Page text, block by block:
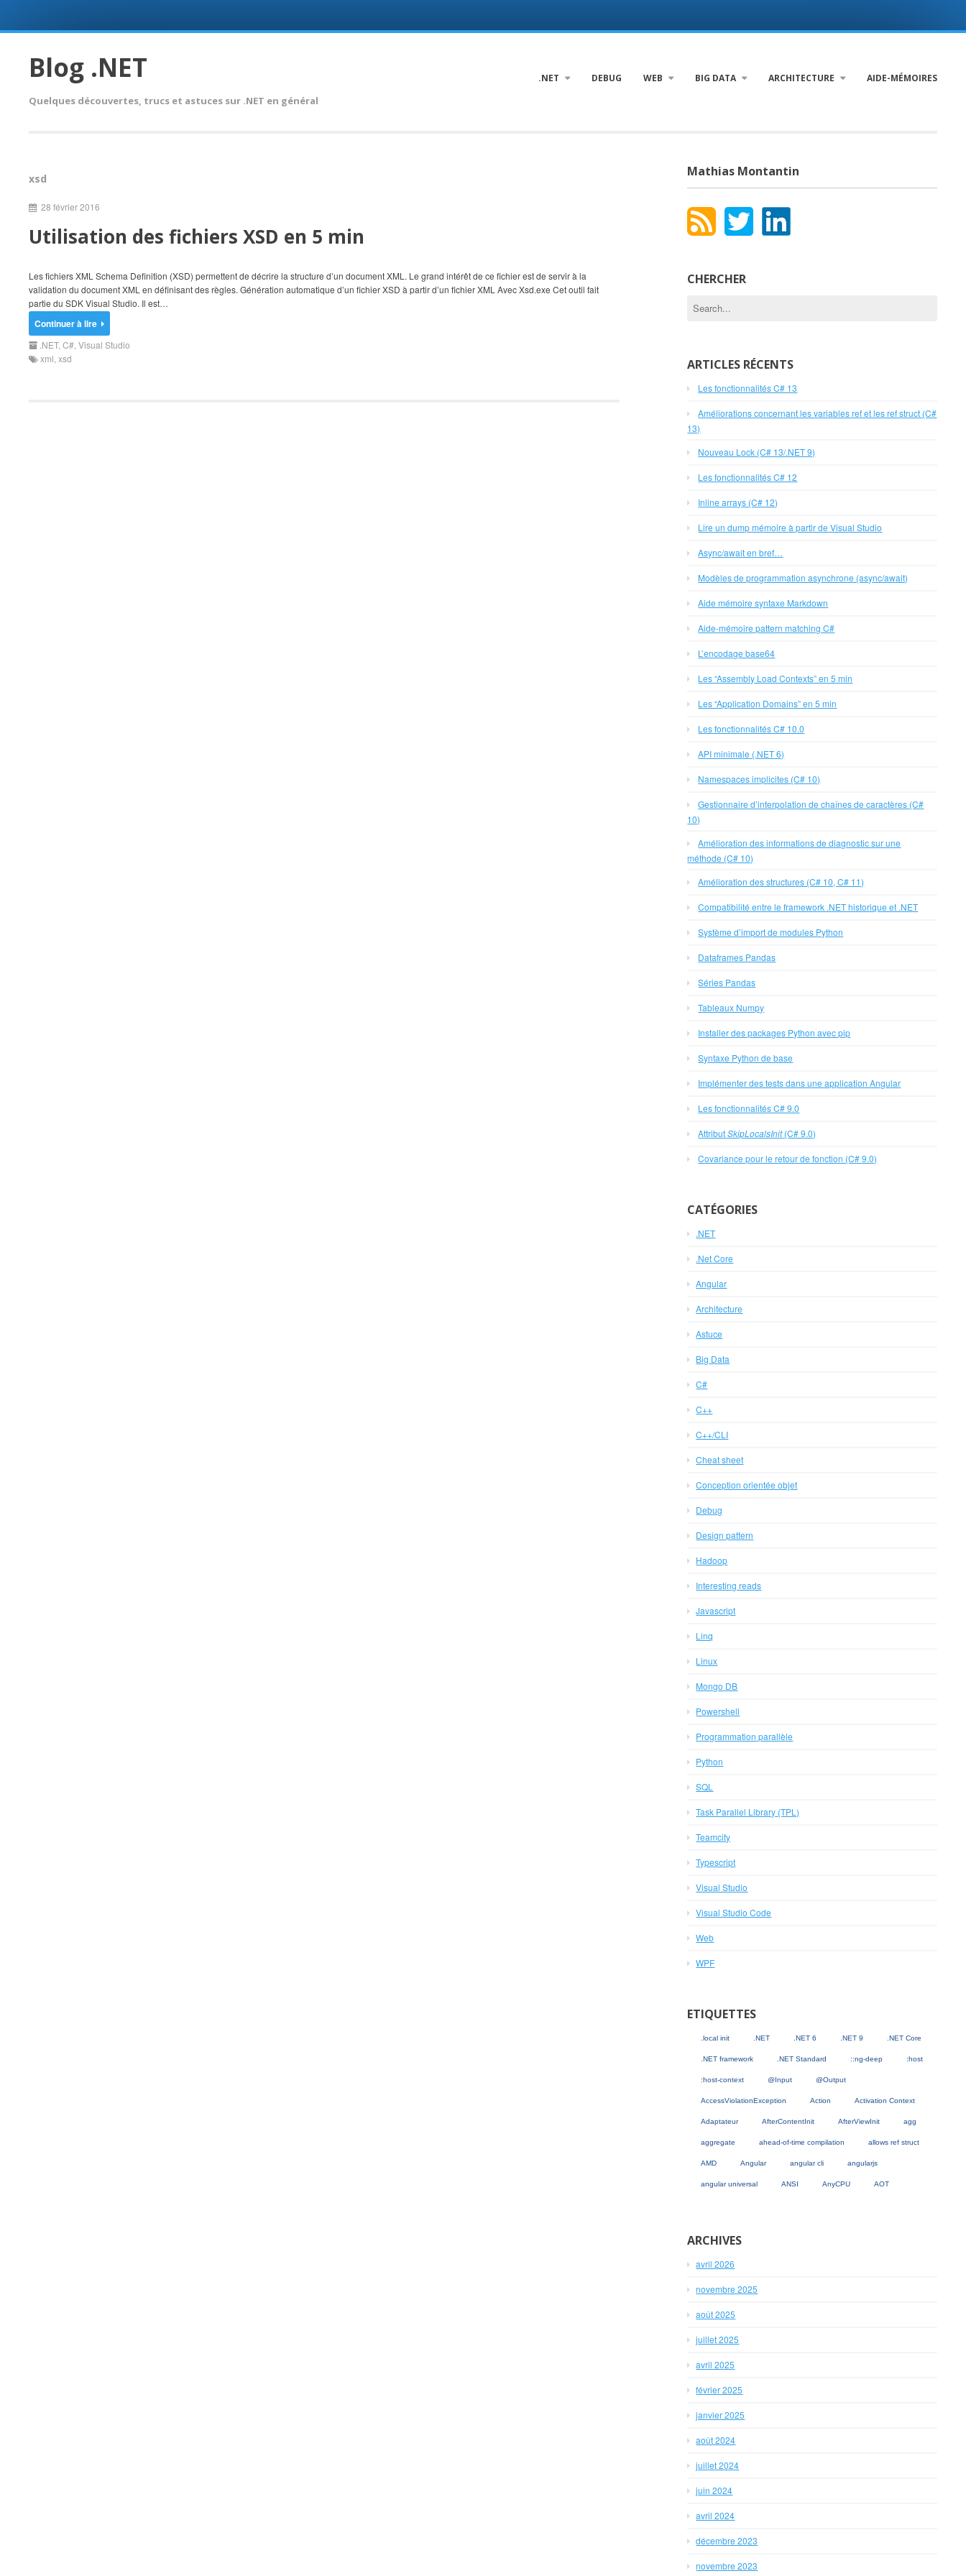
to
content
Blog .NET
Quelques découvertes, trucs et astuces sur .NET en général
.NET DEBUG WEB BIG DATA ARCHITECTURE AIDE-MÉMOIRES
xsd
28 février 2016
Utilisation des fichiers XSD en 5 min
Les fichiers XML Schema Definition (XSD) permettent de décrire la structure d’un document XML. Le grand intérêt de ce fichier est de servir à la
validation du document XML en définisant des règles. Génération automatique d’un fichier XSD à partir d’un fichier XML Avec Xsd.exe Cet outil fait
partie du SDK Visual Studio. Il est…
Continuer à lire
.NET, C# Visual Studio
xml xsd
Mathias Montantin
CHERCHER
Search
for:
ARTICLES RÉCENTS
Les fonctionnalités C# 13
Améliorations concernant les variables ref et les ref struct (C#
13)
Nouveau Lock (C# 13/.NET 9)
Les fonctionnalités C# 12
Inline arrays (C# 12)
Lire un dump mémoire à partir de Visual Studio
Async/await en bref…
Modèles de programmation asynchrone (async/await)
Aide mémoire syntaxe Markdown
Aide-mémoire pattern matching C#
L’encodage base64
Les “Assembly Load Contexts” en 5 min
Les “Application Domains” en 5 min
Les fonctionnalités C# 10.0
API minimale (.NET 6)
Namespaces implicites (C# 10)
Gestionnaire d’interpolation de chaînes de caractères (C#
10)
Amélioration des informations de diagnostic sur une
méthode (C# 10)
Amélioration des structures (C# 10, C# 11)
Compatibilité entre le framework .NET historique et .NET
Système d’import de modules Python
Dataframes Pandas
Séries Pandas
Tableaux Numpy
Installer des packages Python avec pip
Syntaxe Python de base
Implémenter des tests dans une application Angular
Les fonctionnalités C# 9.0
AttributSkipLocalsInit(C# 9.0)
Covariance pour le retour de fonction (C# 9.0)
CATÉGORIES
.NET
.Net Core
Angular
Architecture
Astuce
Big Data
C#
C++
C++/CLI
Cheat sheet
Conception orientée objet
Debug
Design pattern
Hadoop
Interesting reads
Javascript
Linq
Linux
Mongo DB
Powershell
Programmation parallèle
Python
SQL
Task Parallel Library (TPL)
Teamcity
Typescript
Visual Studio
Visual Studio Code
Web
WPF
ETIQUETTES
.local init .NET .NET 6 .NET 9 .NET Core
.NET framework .NET Standard ::ng-deep :host
:host-context @Input @Output
AccessViolationException Action Activation Context
Adaptateur AfterContentInit AfterViewInit agg
aggregate ahead-of-time compilation allows ref struct
AMD Angular angular cli angularjs
angular universal ANSI AnyCPU AOT
ARCHIVES
avril 2026
novembre 2025
août 2025
juillet 2025
avril 2025
février 2025
janvier 2025
août 2024
juillet 2024
juin 2024
avril 2024
décembre 2023
novembre 2023